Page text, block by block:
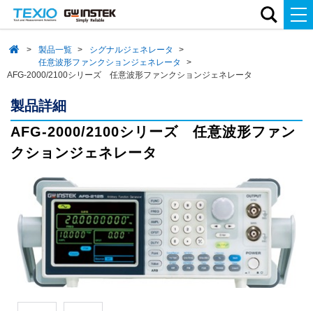
製品一覧
シグナルジェネレータ
任意波形ファンクションジェネレータ
AFG-2000/2100シリーズ 任意波形ファンクションジェネレータ
製品詳細
AFG-2000/2100シリーズ 任意波形ファン
クションジェネレータ